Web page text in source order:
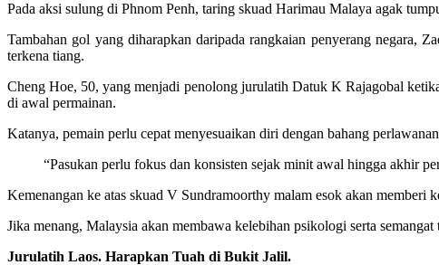
Pada aksi sulung di Phnom Penh, taring skuad Harimau Malaya agak
Tambahan gol yang diharapkan daripada rangkaian penyerang negara,
terkena tiang.
Cheng Hoe, 50, yang menjadi penolong jurulatih Datuk K Rajagobal
di awal permainan.
Katanya, pemain perlu cepat menyesuaikan diri dengan bahang
“Pasukan perlu fokus dan konsisten sejak minit awal hingga akhir
Kemenangan ke atas skuad V Sundramoorthy malam esok akan
Jika menang, Malaysia akan membawa kelebihan psikologi serta
Jurulatih Laos. Harapkan Tuah di Bukit Jalil.